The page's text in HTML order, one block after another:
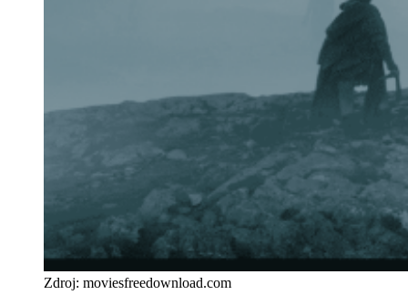
Zdroj: moviesfreedownload.com